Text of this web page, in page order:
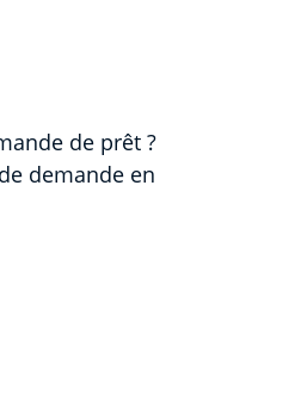
de prêt ?
demande en